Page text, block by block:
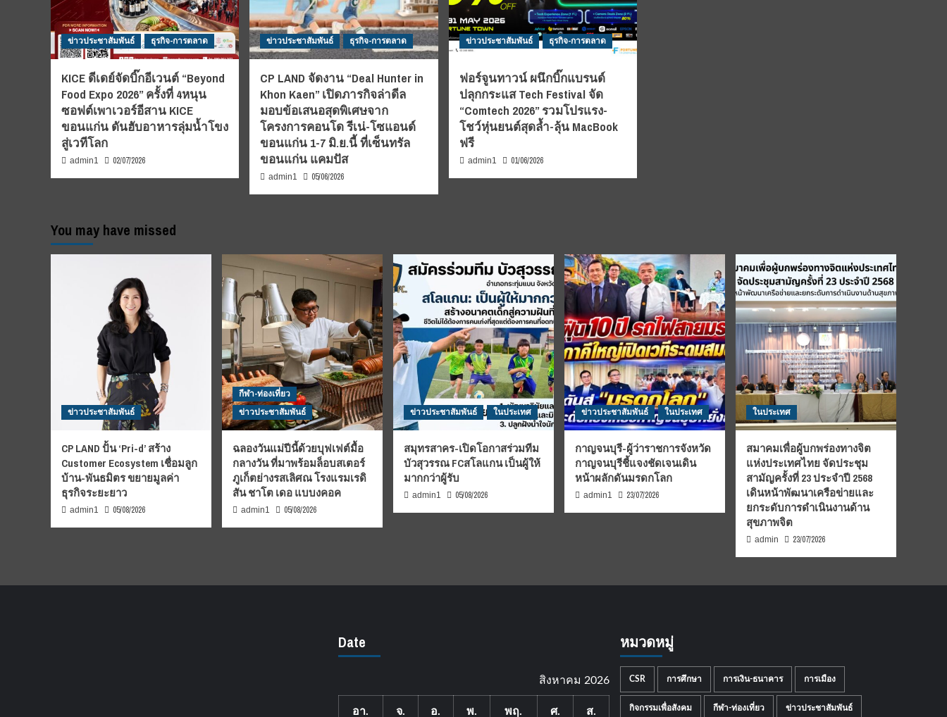
ข่าวประชาสัมพันธ์ ธุรกิจ-การตลาด
KICE ดีเดย์จัดบิ๊กอีเวนต์ “Beyond
Food Expo 2026” ครั้งที่ 4หนุน
ซอฟต์เพาเวอร์อีสาน KICE
ขอนแก่น ดันฮับอาหารลุ่มน้ำโขง
สู่เวทีโลก
admin1 02/07/2026
ข่าวประชาสัมพันธ์ ธุรกิจ-การตลาด
CP LAND จัดงาน “Deal Hunter in
Khon Kaen” เปิดภารกิจล่าดีล
มอบข้อเสนอสุดพิเศษจาก
โครงการคอนโด รีเน่-โซแอนด์
ขอนแก่น 1-7 มิ.ย.นี้ ที่เซ็นทรัล
ขอนแก่น แคมปัส
admin1 05/06/2026
ข่าวประชาสัมพันธ์ ธุรกิจ-การตลาด
ฟอร์จูนทาวน์ ผนึกบิ๊กแบรนด์
ปลุกกระแส Tech Festival จัด
“Comtech 2026” รวมโปรแรง-
โชว์หุ่นยนต์สุดล้ำ-ลุ้น MacBook
ฟรี
admin1 01/06/2026
You may have missed
ข่าวประชาสัมพันธ์
CP LAND ปั้น ‘Pri-d’ สร้าง
Customer Ecosystem เชื่อมลูก
บ้าน-พันธมิตร ขยายมูลค่า
ธุรกิจระยะยาว
admin1 05/08/2026
กีฬา-ท่องเที่ยว
ข่าวประชาสัมพันธ์
ฉลองวันแม่ปีนี้ด้วยบุฟเฟต์มื้อ
กลางวัน ที่มาพร้อมล็อบสเตอร์
ภูเก็ตย่างรสเลิศณ โรงแรมเรดิ
สัน ชาโต เดอ แบบงคอค
admin1 05/08/2026
ข่าวประชาสัมพันธ์ ในประเทศ
สมุทรสาคร-เปิดโอกาสร่วมทีม
บัวสุวรรณ FCสโลแกน เป็นผู้ให้
มากกว่าผู้รับ
admin1 05/08/2026
ข่าวประชาสัมพันธ์ ในประเทศ
กาญจนบุรี-ผู้ว่าราชการจังหวัด
กาญจนบุรีชี้แจงชัดเจนเดิน
หน้าผลักดันมรดกโลก
admin1 23/07/2026
ในประเทศ
สมาคมเพื่อผู้บกพร่องทางจิต
แห่งประเทศไทย จัดประชุม
สามัญครั้งที่ 23 ประจำปี 2568
เดินหน้าพัฒนาเครือข่ายและ
ยกระดับการดำเนินงานด้าน
สุขภาพจิต
admin 23/07/2026
Date
สิงหาคม 2026
อา. จ. อ. พ. พฤ. ศ. ส.
หมวดหมู่
CSR การศึกษา การเงิน-ธนาคาร การเมือง
กิจกรรมเพื่อสังคม กีฬา-ท่องเที่ยว ข่าวประชาสัมพันธ์